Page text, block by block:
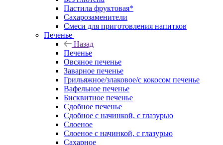
Пастила фруктовая*
Сахарозаменители
Смеси для приготовления напитков
Печенье
Назад
Печенье
Овсяное печенье
Заварное печенье
Грильяжное/злаковое/с кокосом печенье
Вафельное печенье
Бисквитное печенье
Сдобное печенье
Сдобное с начинкой, с глазурью
Слоеное
Слоеное с начинкой, с глазурью
Сахарное